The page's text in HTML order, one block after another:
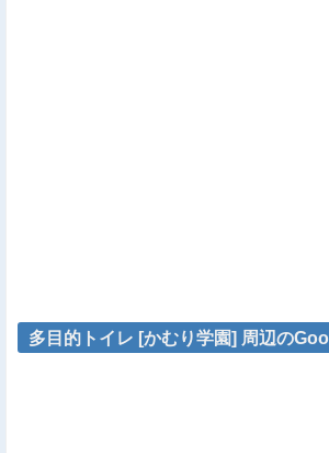
多目的トイレ [かむり学園] 周辺の